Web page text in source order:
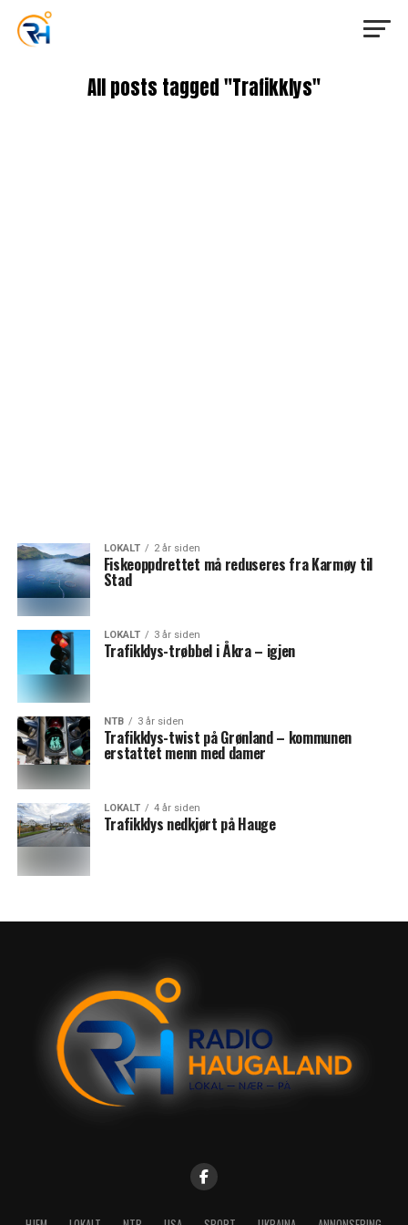
All posts tagged "Trafikklys"
LOKALT 2 år siden
Fiskeoppdrettet må reduseres fra Karmøy til
Stad
LOKALT 3 år siden
Trafikklys-trøbbel i Åkra – igjen
NTB 3 år siden
Trafikklys-twist på Grønland – kommunen
erstattet menn med damer
LOKALT 4 år siden
Trafikklys nedkjørt på Hauge